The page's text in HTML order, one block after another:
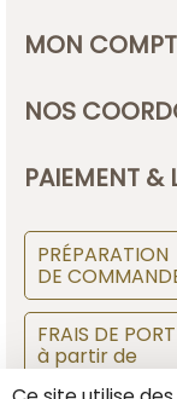
MON
NOS
PAIEMENT &
PRÉPARATION
DE
FRAIS DE
à partir de